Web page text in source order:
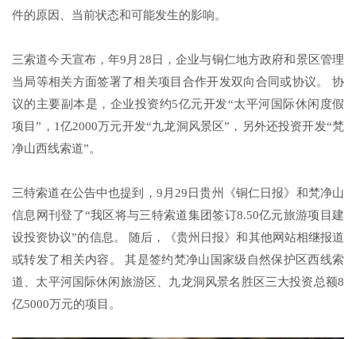
件的原因、当前状态和可能发生的影响。
三索道今天宣布，年9月28日，企业与铜仁地方政府和景区管理
当局等相关方面签署了相关项目合作开发双向合同或协议。 协
议的主要副本是，企业投资约5亿元开发“太平河国际休闲度假
项目”，1亿2000万元开发“九龙洞风景区”，另外还投资开发“梵
净山西线索道”。
三特索道在公告中也提到，9月29日贵州《铜仁日报》和梵净山
信息网刊登了“我区将与三特索道集团签订8.50亿元旅游项目建
设投资协议”的信息。 随后，《贵州日报》和其他网站相继报道
或转发了相关内容。 其是签约梵净山国家级自然保护区西线索
道、太平河国际休闲旅游区、九龙洞风景名胜区三大投资总额8
亿5000万元的项目。